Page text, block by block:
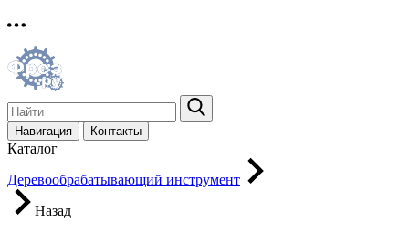
Навигация Контакты
Каталог
Деревообрабатывающий инструмент
Назад